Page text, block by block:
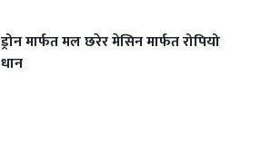
ड्रोन मार्फत मल छरेर मेसिन मार्फत रोपियो
धान